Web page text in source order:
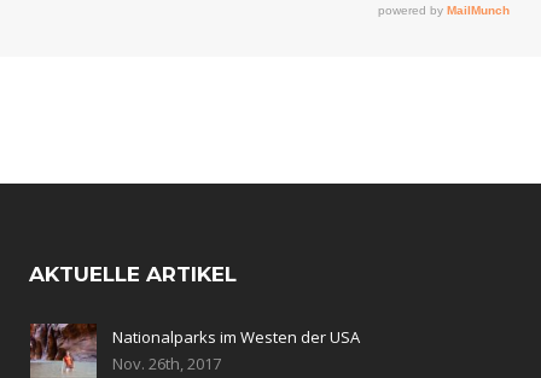
AKTUELLE ARTIKEL
Nationalparks im Westen der USA
Nov. 26th, 2017